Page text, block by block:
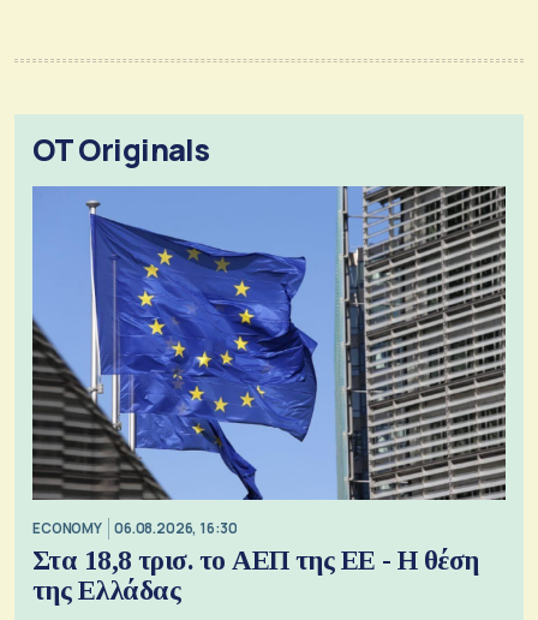
OT Originals
ECONOMY 06.08.2026, 16:30
Στα 18,8 τρισ. το ΑΕΠ της ΕΕ - Η θέση
της Ελλάδας